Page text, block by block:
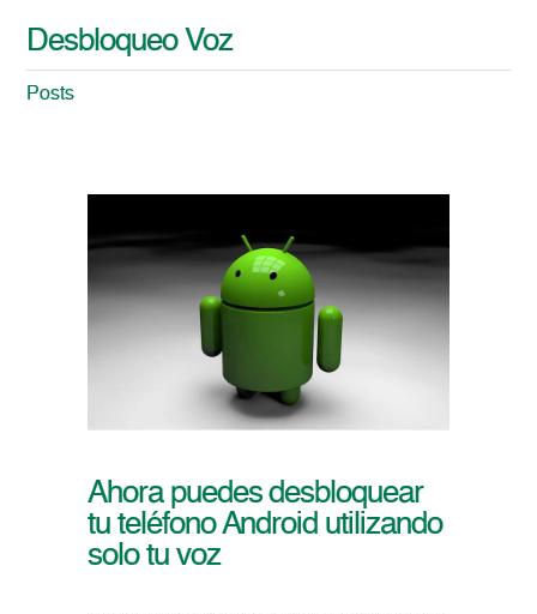
Desbloqueo Voz
Posts
Ahora puedes desbloquear
tu teléfono Android utilizando
solo tu voz